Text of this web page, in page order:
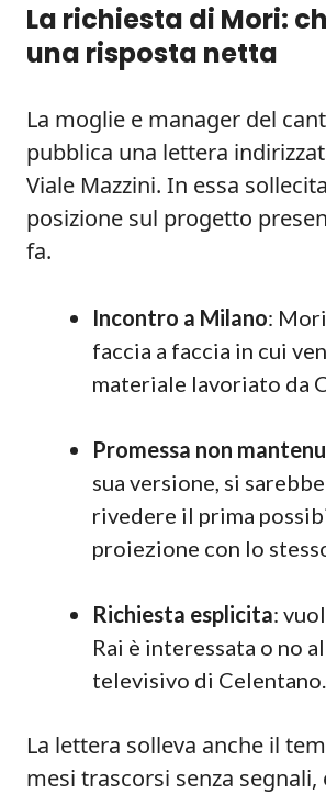
La richiesta di Mori:
una risposta netta
La moglie e manager del
pubblica una lettera
Viale Mazzini. In essa
posizione sul progetto
fa.
Incontro a Milano:
faccia a faccia in cui
materiale lavoriato da
Promessa non
sua versione, si
rivedere il prima
proiezione con lo
Richiesta esplicita:
Rai è interessata o no
televisivo di Celentano.
La lettera solleva anche il
mesi trascorsi senza segnali,